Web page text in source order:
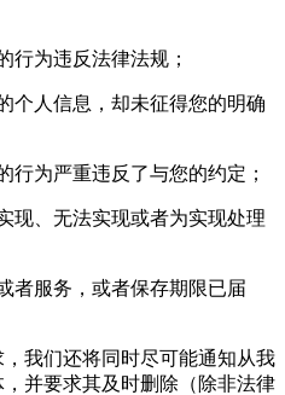
行为违反法律法规；
个人信息，却未征得您的明确
行为严重违反了与您的约定；
现、无法实现或者为实现处理
者服务，或者保存期限已届
我们还将同时尽可能通知从我
并要求其及时删除（除非法律